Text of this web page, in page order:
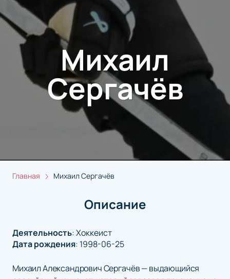
Михаил
Сергачёв
Главная Михаил Сергачёв
Описание
Деятельность:Хоккеист
Дата рождения: 1998-06-25
Михаил Александрович Сергачёв — выдающийся